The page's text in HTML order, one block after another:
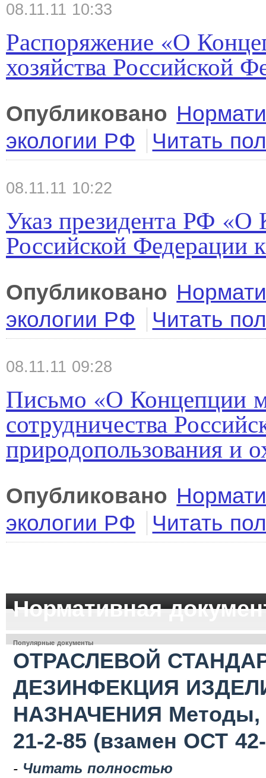
08.11.11 10:33
Распоряжение «О
хозяйства Российской
Опубликовано
экологии РФ
Читать
08.11.11 10:22
Указ президента РФ «О
Российской Федерации
Опубликовано
экологии РФ
Читать
08.11.11 09:28
Письмо «О Концепции
сотрудничества
природопользования и
Опубликовано
экологии РФ
Читать
Нормативная
Популярные документы
ОТРАСЛЕВОЙ
ДЕЗИНФЕКЦИЯ
НАЗНАЧЕНИЯ Методы,
21-2-85 (взамен ОСТ
- Читать полностью